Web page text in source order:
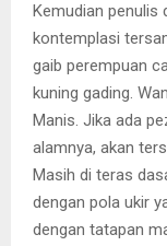
Kemudian penulis
kontemplasi
gaib perempuan
kuning gading.
Manis. Jika ada
alamnya, akan
Masih di teras
dengan pola ukir
dengan tatapan